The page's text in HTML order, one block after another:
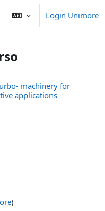
Login Unimore
machinery for
applications
)